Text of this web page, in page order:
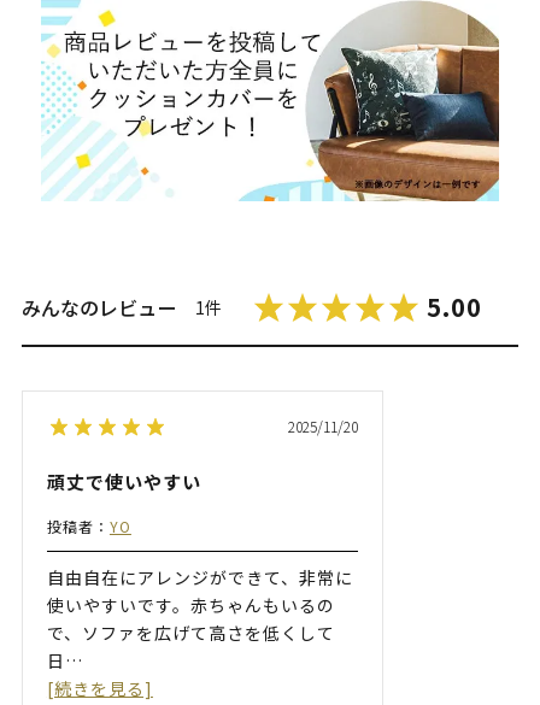
みんなのレビュー 1件 5.00
2025/11/20
頑丈で使いやすい
投稿者： YO
自由自在にアレンジができて、非常に
使いやすいです。赤ちゃんもいるの
で、ソファを広げて高さを低くして
日 …
[続きを見る]